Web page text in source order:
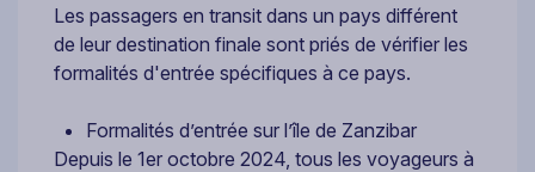
Les passagers en transit dans un pays différent
de leur destination finale sont priés de vérifier les
formalités d'entrée spécifiques à ce pays.
Formalités d’entrée sur l’île de Zanzibar
Depuis le 1er octobre 2024, tous les voyageurs à